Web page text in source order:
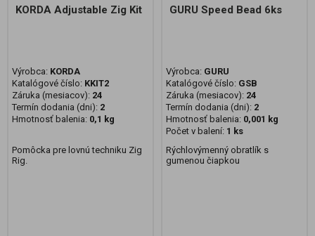
KORDA Adjustable Zig Kit
Výrobca: KORDA
Katalógové číslo: KKIT2
Záruka (mesiacov): 24
Termín dodania (dni): 2
Hmotnosť balenia: 0,1 kg
Pomôcka pre lovnú techniku Zig
Rig.
GURU Speed Bead 6ks
Výrobca: GURU
Katalógové číslo: GSB
Záruka (mesiacov): 24
Termín dodania (dni): 2
Hmotnosť balenia: 0,001 kg
Počet v balení: 1 ks
Rýchlovýmenný obratlík s
gumenou čiapkou